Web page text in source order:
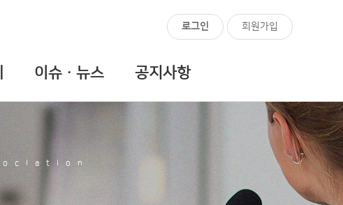
회원가입
로그인
이슈ㆍ뉴스 공지사항